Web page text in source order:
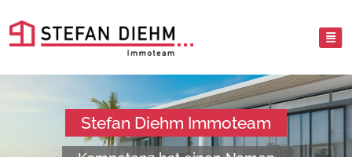
Stefan Diehm Immoteam